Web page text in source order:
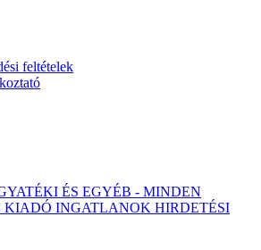
feltételek
ÉS EGYÉB - MINDEN
KIADÓ INGATLANOK HIRDETÉSI